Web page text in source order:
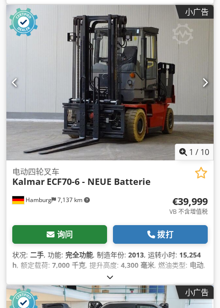
热器, 托盘叉, 拖车连接装置, 照明, 空调,
小广告
1 / 10
Hamburg 7,137 km
电动四轮叉车
Kalmar ECF70-6 - NEUE Batterie
€39,999
VB 不含增值税
询问 拨打
状况: 二手, 功能: 完全功能, 制造年份: 2013, 运转小时: 15,254
h, 额定载荷: 7,000 千克, 提升高度: 4,300 毫米, 燃油类型: 电动,
, 建筑高度:
1,600 毫米, 叉长:2,400 毫米, 空载重量:10,284 千克, 总长度:
3,720 毫米, 驱动类型:Elektro, 施工宽度:1,820 毫米 小广告